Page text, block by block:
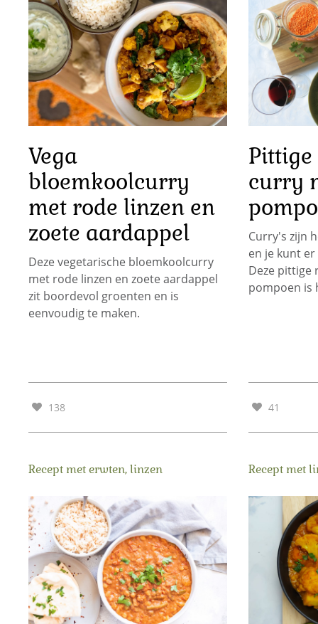
Vega
bloemkoolcurry
met rode linzen en
zoete aardappel
Deze vegetarische bloemkoolcurry
met rode linzen en zoete aardappel
zit boordevol groenten en is
eenvoudig te maken.
138
curry
Curry's zijn
en je kunt
Deze pittige
pompoen is
41
Recept met erwten, linzen Recept met